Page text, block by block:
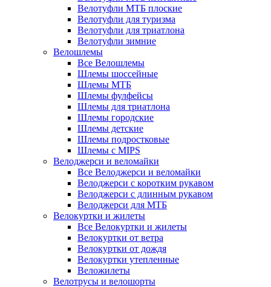
Велотуфли МТБ плоские
Велотуфли для туризма
Велотуфли для триатлона
Велотуфли зимние
Велошлемы
Все Велошлемы
Шлемы шоссейные
Шлемы МТБ
Шлемы фулфейсы
Шлемы для триатлона
Шлемы городские
Шлемы детские
Шлемы подростковые
Шлемы с MIPS
Велоджерси и веломайки
Все Велоджерси и веломайки
Велоджерси с коротким рукавом
Велоджерси с длинным рукавом
Велоджерси для МТБ
Велокуртки и жилеты
Все Велокуртки и жилеты
Велокуртки от ветра
Велокуртки от дождя
Велокуртки утепленные
Веложилеты
Велотрусы и велошорты